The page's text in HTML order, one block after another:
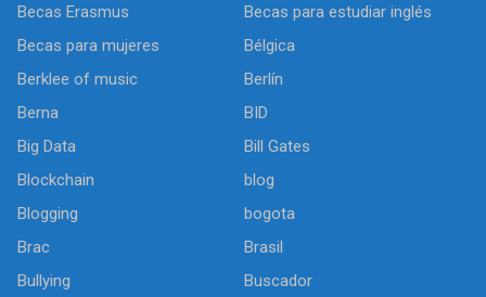
Becas Erasmus
Becas para estudiar inglés
Becas para mujeres
Bélgica
Berklee of music
Berlín
Berna
BID
Big Data
Bill Gates
Blockchain
blog
Blogging
bogota
Brac
Brasil
Bullying
Buscador